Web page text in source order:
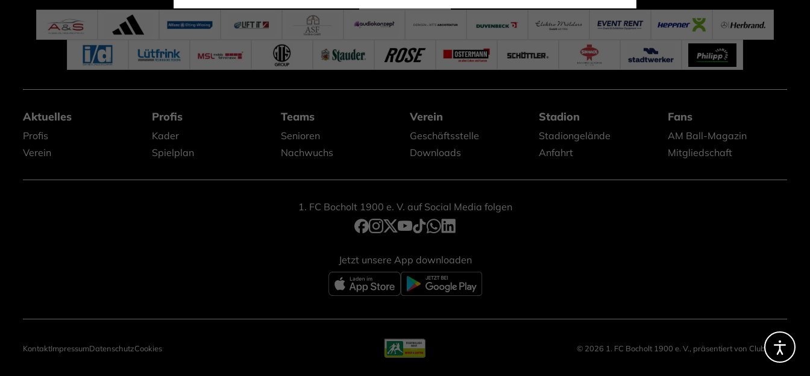
Aktuelles
Profis
Verein
Profis
Kader
Spielplan
Teams
Senioren
Nachwuchs
Verein
Geschäftsstelle
Downloads
Stadion
Stadiongelände
Anfahrt
Fans
AM Ball-Magazin
Mitgliedschaft
1. FC Bocholt 1900 e. V. auf Social Media folgen
Jetzt unsere App downloaden
KontaktImpressumDatenschutzCookies © 2026 1. FC Bocholt 1900 e. V., präsentiert von ClubShare